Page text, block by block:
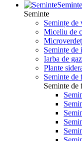
Seminte
Seminte
Semințe de
Miceliu de
Semințe de
Iarba de
Plante
Seminte de
Seminte de